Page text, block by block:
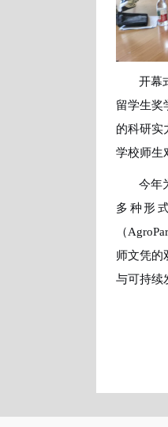
开幕
留学生奖
的科研实
学校师生
今年
多种形
（
师文凭的
与可持续